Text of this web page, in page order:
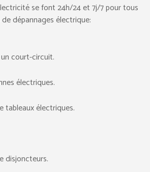
se font 24h/24 et 7j/7 pour tous
dépannages électrique:
court-circuit.
électriques.
tableaux électriques.
disjoncteurs.